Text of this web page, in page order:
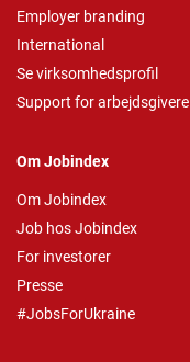
Employer branding
International
Se virksomhedsprofil
Support for arbejdsgivere
Om Jobindex
Om Jobindex
Job hos Jobindex
For investorer
Presse
#JobsForUkraine